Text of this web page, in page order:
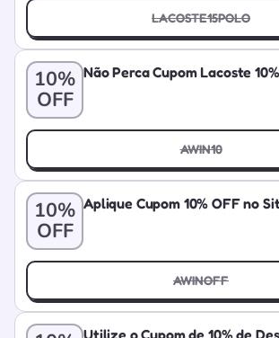
LACOSTE15POLO
10%
OFF
Não Perca Cupom Lacoste
AWIN10
10%
OFF
Aplique Cupom 10% OFF no
AWINOFF
Utilize o Cupom de 10% de